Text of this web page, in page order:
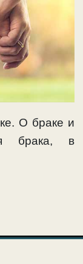
О браке и
брака, в